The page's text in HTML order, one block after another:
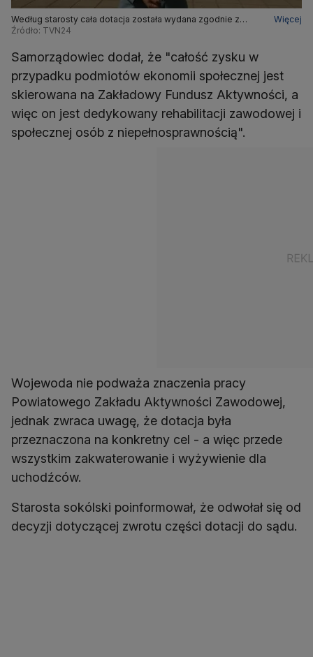
Według starosty cała dotacja została wydana zgodnie z
przeznaczeniem
Więcej
Źródło: TVN24
Samorządowiec dodał, że "całość zysku w
przypadku podmiotów ekonomii społecznej jest
skierowana na Zakładowy Fundusz Aktywności, a
więc on jest dedykowany rehabilitacji zawodowej i
społecznej osób z niepełnosprawnością".
Wojewoda nie podważa znaczenia pracy
Powiatowego Zakładu Aktywności Zawodowej,
jednak zwraca uwagę, że dotacja była
przeznaczona na konkretny cel - a więc przede
wszystkim zakwaterowanie i wyżywienie dla
uchodźców.
Starosta sokólski poinformował, że odwołał się od
decyzji dotyczącej zwrotu części dotacji do sądu.